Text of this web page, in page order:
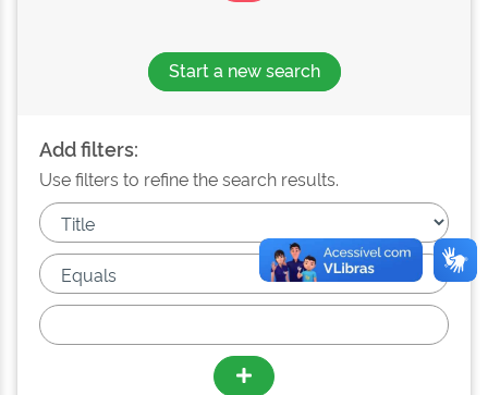
Start a new search
Add filters:
Use filters to refine the search results.